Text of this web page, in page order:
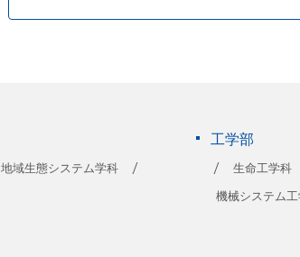
地域生態システム学科
工学部
生命工学科
機械システム